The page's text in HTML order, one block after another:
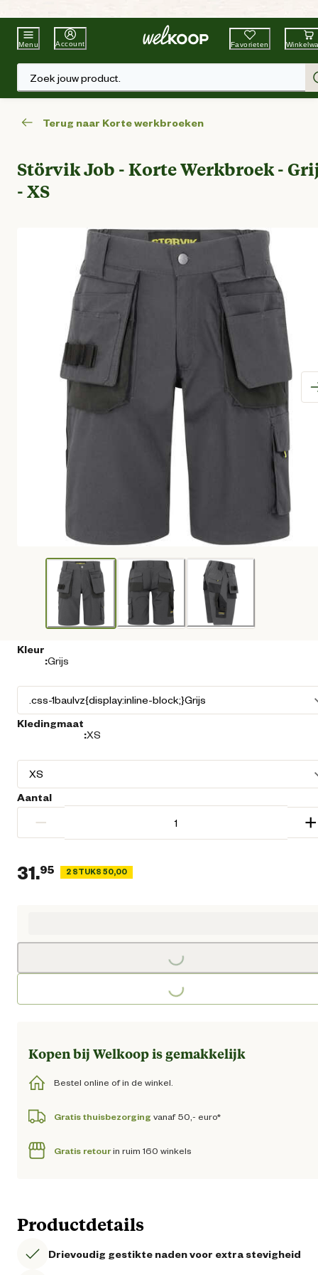
Beste WinkelketenTuin & Dier
Menu Account Favorieten
Zoek jouw product.
Terug naar Korte werkbroeken
Störvik Job - Korte Werkbroek -
- XS
Kleur
:Grijs
Kledingmaat
:XS
Aantal
− +
31.95 2 STUKS 50,00
Loading...
Loading...
Kopen bij Welkoop is gemakkelijk
Bestel online of in de winkel.
Gratis thuisbezorging vanaf 50,- euro*
Gratis retourin ruim 160 winkels
Productdetails
Drievoudig gestikte naden voor extra stevigheid